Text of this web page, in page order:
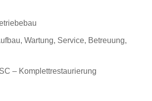
Wartung, Service, Betreuung,
– Komplettrestaurierung